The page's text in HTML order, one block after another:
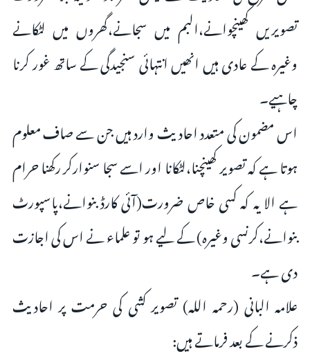
تصویریں کھینچوانے،البم میں سجانے،گھروں میں لٹکانے
وغیرہ کے عادی ہیں انھیں انتہائی سنجیدگی کے ساتھ غور کرنا
چاہیے۔
اس مضمون کی متعدد احادیث وارد ہیں جن سے صاف معلوم
ہوتا ہے کہ تصویر کھینچنا،لٹکانا اور اسے سجا سنوارکر رکھنا حرام
ہے الا یہ کہ کسی خاص ضرورت(آئی کارڈ بنوانے،پاسپورٹ
بنوانے،کرنسی وغیرہ) کے لیے ہو تو علماء نے اس کی اجازت
دی ہے۔
علامہ البانی (رحمہ اللہ) تصویر کشی کی حرمت پر احادیث
ذکرنے کے بعد فرماتے ہیں: